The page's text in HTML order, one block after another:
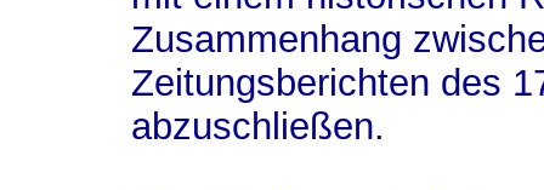
Zusammenhang
Zeitungsberichten des
abzuschließen.